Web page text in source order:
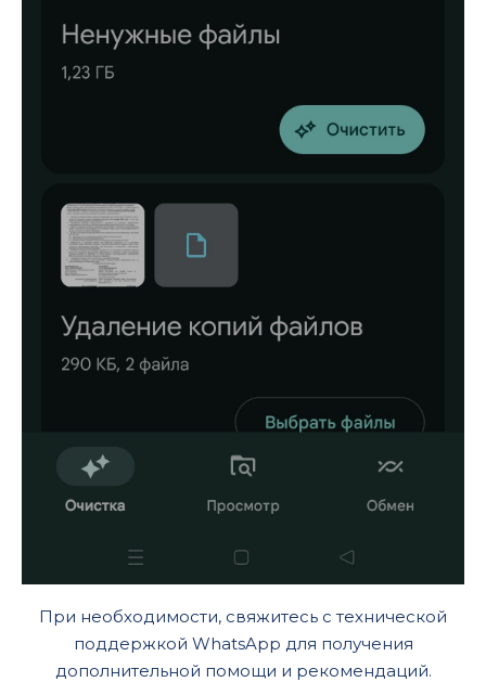
При необходимости, свяжитесь с технической
поддержкой WhatsApp для получения
дополнительной помощи и рекомендаций.